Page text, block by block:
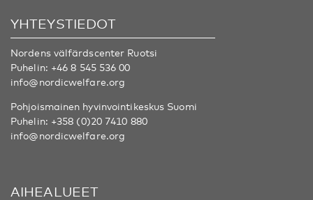
YHTEYSTIEDOT
Nordens välfärdscenter Ruotsi
Puhelin: +46 8 545 536 00
info@nordicwelfare.org
Pohjoismainen hyvinvointikeskus Suomi
Puhelin: +358 (0)20 7410 880
info@nordicwelfare.org
AIHEALUEET